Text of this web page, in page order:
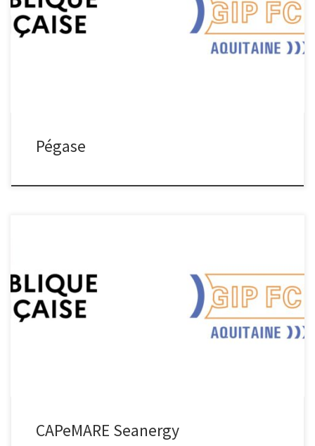
Occitanie) porté par l’Université de Toulouse, Pégase (Processus
d’Élaboration Généralisé de l’Avion Sans Émission) a pour objectif
de répondre aux besoins en emplois et en compétences dans la
filière aéronautique, Télécharger la fiche projet
Pégase
CAPéMARE – Salon Seanergy La Région Académique Nouvelle-
Aquitaine était présente au salon Seanergy le 17-18 juin 2025 pour
la présentation du projet CAPéMARE ! Une belle dynamique est
lancée. Félicitations à tous les acteurs présents. : Salon Seanergy
CAPeMARE Seanergy